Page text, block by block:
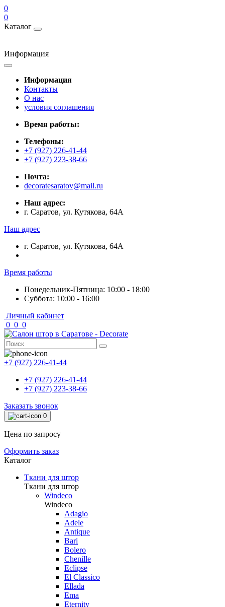
0
0
Каталог
Информация
Информация
Контакты
О нас
условия соглашения
Время работы:
Телефоны:
+7 (927) 226-41-44
+7 (927) 223-38-66
Почта:
decoratesaratov@mail.ru
Наш адрес:
г. Саратов, ул. Кутякова, 64А
Наш адрес
г. Саратов, ул. Кутякова, 64А
Время работы
Понедельник-Пятница: 10:00 - 18:00
Суббота: 10:00 - 16:00
Личный кабинет
0 0 0
+7 (927) 226-41-44
+7 (927) 226-41-44
+7 (927) 223-38-66
Заказать звонок
0
Цена по запросу
Оформить заказ
Каталог
Ткани для штор
Ткани для штор
Windeco
Windeco
Adagio
Adele
Antique
Bari
Bolero
Chenille
Eclipse
El Classico
Ellada
Ema
Eternity